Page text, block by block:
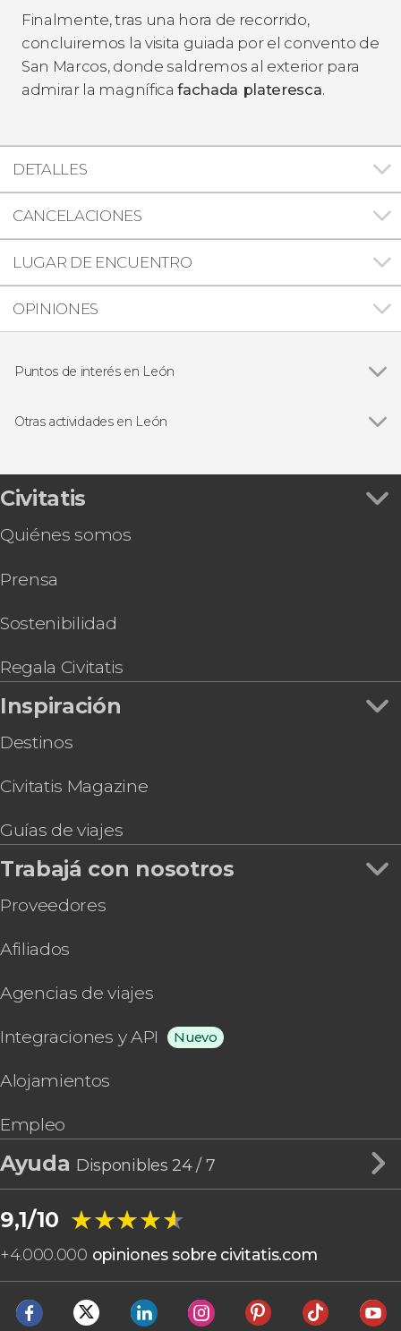
Finalmente, tras una hora de recorrido,
concluiremos la visita guiada por el convento de
San Marcos, donde saldremos al exterior para
admirar la magníficafachada plateresca.
DETALLES
CANCELACIONES
LUGAR DE ENCUENTRO
OPINIONES
Puntos de interés en León
Otras actividades en León
Visita al Museo de San Isidoro de León
Excursión a Las Médulas y Ponferrada
Entrada a la Casa Botines
Free tour por la judería de León
Universidad de León
Civitatis
Quiénes somos
Prensa
Sostenibilidad
Regala Civitatis
Inspiración
Destinos
Civitatis Magazine
Guías de viajes
Trabajá con nosotros
Proveedores
Afiliados
Agencias de viajes
Integraciones y API Nuevo
Alojamientos
Empleo
Ayuda Disponibles 24 / 7
9,1/10 ★★★★★
★★★★★
+4.000.000 opiniones sobre civitatis.com